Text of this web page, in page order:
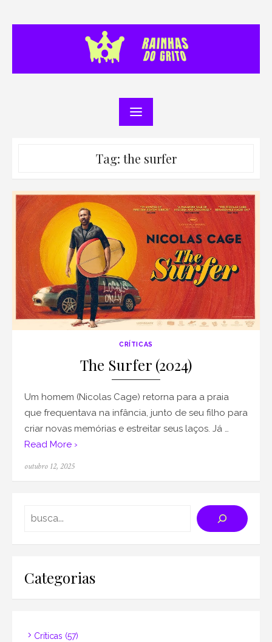
Tag: the surfer
CRÍTICAS
The Surfer (2024)
Um homem (Nicolas Cage) retorna para a praia
que frequentava na infância, junto de seu filho para
criar novas memórias e estreitar seus laços. Já …
Read More ›
Posted
outubro 12, 2025
Search
Categorias
Críticas (57)